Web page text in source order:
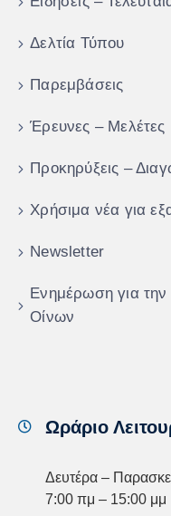
Δελτία Τύπου
Παρεμβάσεις
Έρευνες – Μελέτες
Προκηρύξεις –
Χρήσιμα νέα για
Newsletter
Ενημέρωση για
Οίνων
Ωράριο
Δευτέρα –
7:00 πμ – 15:00 μμ